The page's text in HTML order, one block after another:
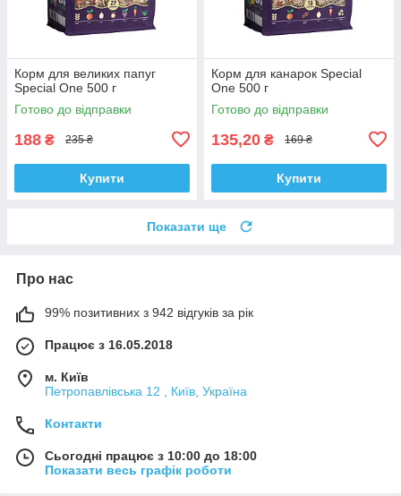
Корм для великих папуг
Special One 500 г
Готово до відправки
188 ₴ 235 ₴
Купити
Корм для канарок Special
One 500 г
Готово до відправки
135,20 ₴ 169 ₴
Купити
Показати ще
Про нас
99% позитивних з 942 відгуків за рік
Працює з 16.05.2018
м. Київ
Петропавлівська 12 , Київ, Україна
Контакти
Сьогодні працює з 10:00 до 18:00
Показати весь графік роботи